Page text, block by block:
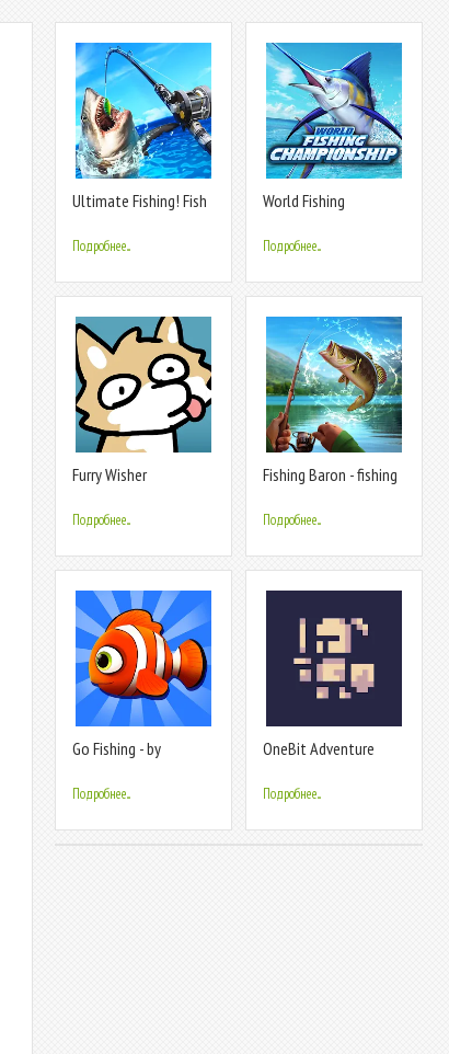
Ultimate Fishing! Fish
Подробнее...
World Fishing
Подробнее...
Furry Wisher
Подробнее...
Fishing Baron - fishing
Подробнее...
Go Fishing - by
Подробнее...
OneBit Adventure
Подробнее...